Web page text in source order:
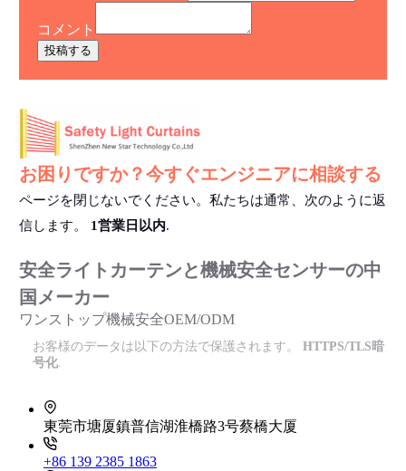
コメント
投稿する
お困りですか？今すぐエンジニアに相談する
ページを閉じないでください。私たちは通常、次のように返
信します。 1営業日以内.
安全ライトカーテンと機械安全センサーの中
国メーカー
ワンストップ機械安全OEM/ODM
お客様のデータは以下の方法で保護されます。HTTPS/TLS暗
号化
東莞市塘厦鎮普信湖淮橋路3号蔡橋大厦
+86 139 2385 1863